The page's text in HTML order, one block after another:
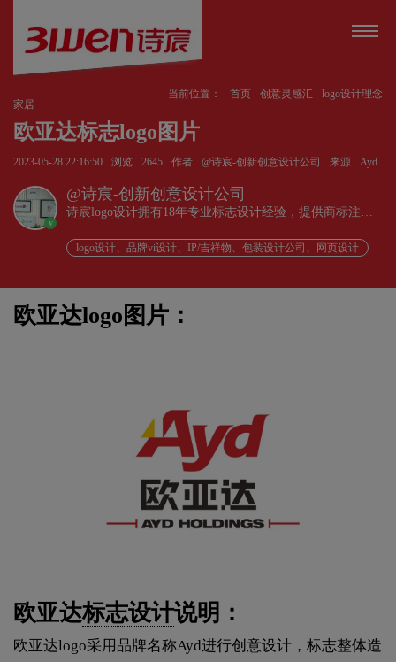
当前位置： 首页 创意灵感汇
logo设计理念
家居
欧亚达标志logo图片
2023-05-28 22:16:50 浏览 2645 作者 @诗宸-创新创意设计公司 来源 Ayd
v
@诗宸-创新创意设计公司
诗宸logo设计拥有18年专业标志设计经验，提供商标注册
logo设计、品牌vi设计、IP/吉祥物、包装设计公司、网页设计
欧亚达logo图片：
欧亚达标志设计说明：
欧亚达logo采用品牌名称Ayd进行创意设计，标志整体造